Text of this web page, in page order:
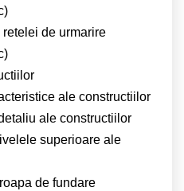
de urmarire
ale constructiilor
ale constructiilor
superioare ale
de fundare